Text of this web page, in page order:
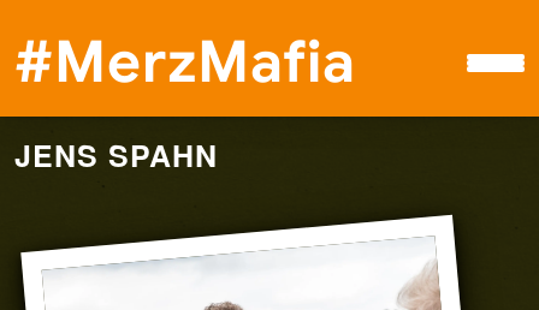
#MerzMafia
#MerzMafia
JENS SPAHN